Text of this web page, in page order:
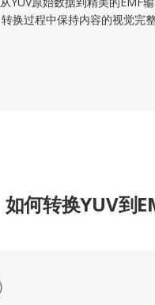
转换过程中保持内容的视觉完整
如何转换YUV到